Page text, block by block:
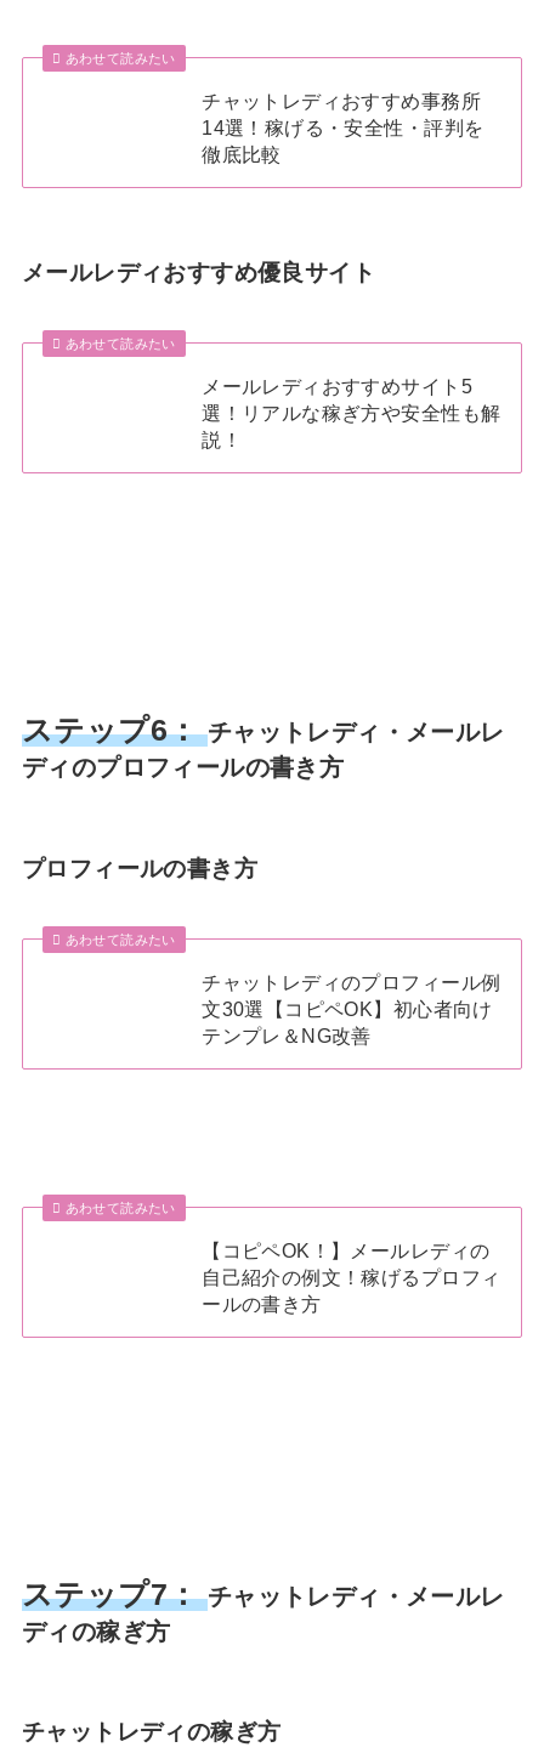
あわせて読みたい
チャットレディおすすめ事務所
14選！稼げる・安全性・評判を
徹底比較
メールレディおすすめ優良サイト
あわせて読みたい
メールレディおすすめサイト5
選！リアルな稼ぎ方や安全性も解
説！
ステップ6： チャットレディ・メールレ
ディのプロフィールの書き方
プロフィールの書き方
あわせて読みたい
チャットレディのプロフィール例
文30選【コピペOK】初心者向け
テンプレ＆NG改善
あわせて読みたい
【コピペOK！】メールレディの
自己紹介の例文！稼げるプロフィ
ールの書き方
ステップ7： チャットレディ・メールレ
ディの稼ぎ方
チャットレディの稼ぎ方